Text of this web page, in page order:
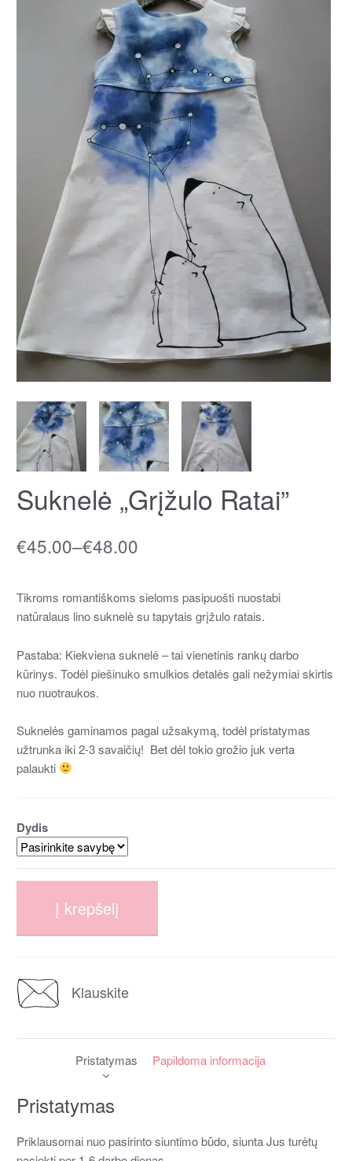
Suknelė „Grįžulo Ratai”
€45.00–€48.00
Tikroms romantiškoms sieloms pasipuošti nuostabi
natūralaus lino suknelė su tapytais grįžulo ratais.
Pastaba: Kiekviena suknelė – tai vienetinis rankų darbo
kūrinys. Todėl piešinuko smulkios detalės gali nežymiai skirtis
nuo nuotraukos.
Suknelės gaminamos pagal užsakymą, todėl pristatymas
užtrunka iki 2-3 savaičių! Bet dėl tokio grožio juk verta
palaukti
Dydis
Į krepšelį
Klauskite
Pristatymas Papildoma informacija
Pristatymas
Priklausomai nuo pasirinto siuntimo būdo, siunta Jus turėtų